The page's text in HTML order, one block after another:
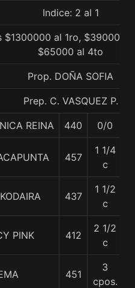
Indice: 2 al 1
$1300000 al 1ro, $390000
$65000 al 4to
Prop. DOÑA SOFIA
Prep. C. VASQUEZ P.
REINA 440 0/0
457
1 1/4
c
437
1 1/2
c
PINK 412
2 1/2
c
451
3
cpos.